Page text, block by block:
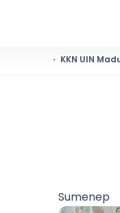
KKN UIN Madura
Sumenep